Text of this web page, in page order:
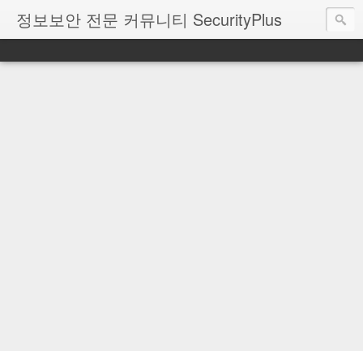
정보보안 전문 커뮤니티 SecurityPlus